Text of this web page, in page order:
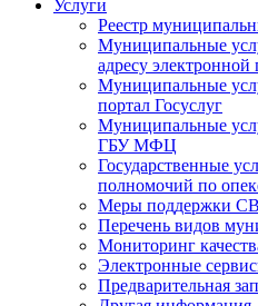
Услуги
Реестр
Муниципальные
адресу электронной
Муниципальные
портал Госуслуг
Муниципальные
ГБУ МФЦ
Государственные
полномочий по
Меры поддержки
Перечень видов
Мониторинг
Электронные
Предварительная